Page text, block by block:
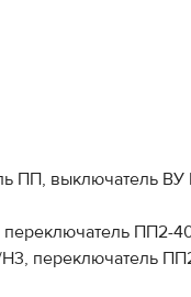
ПП, выключатель
переключатель